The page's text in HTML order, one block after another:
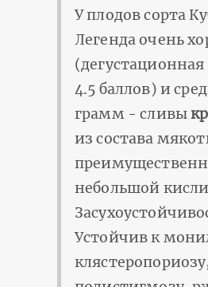
У плодов сорта
Легенда очень
(дегустационная
4.5 баллов) и
грамм - сливы
из состава
небольшой
Устойчив к